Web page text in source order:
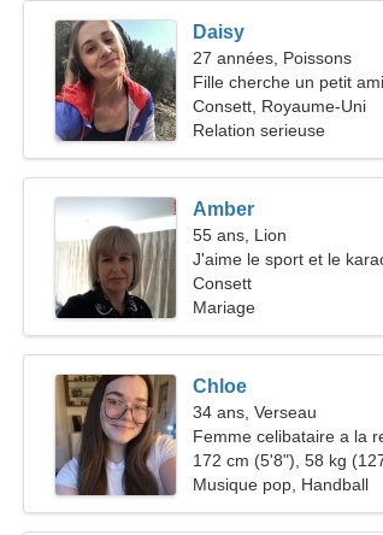
Daisy
27 années, Poissons
Fille cherche un petit ami
Consett, Royaume-Uni
Relation serieuse
Amber
55 ans, Lion
J'aime le sport et le
Consett
Mariage
Chloe
34 ans, Verseau
Femme celibataire a la
37-41
172 cm (5'8"), 58 kg
Musique pop, Handball